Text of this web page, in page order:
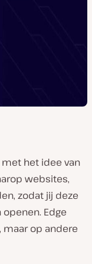
het idee van
websites,
zodat jij deze
Edge
op andere